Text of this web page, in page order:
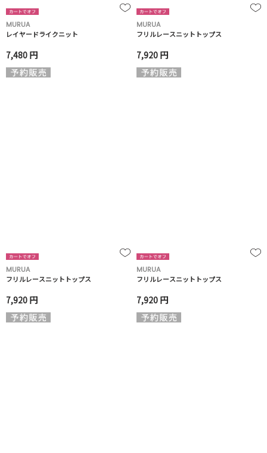
MURUA
レイヤードライクニット
7,480 円
MURUA
フリルレースニットトップス
7,920 円
MURUA
フリルレースニットトップス
7,920 円
MURUA
フリルレースニットトップス
7,920 円